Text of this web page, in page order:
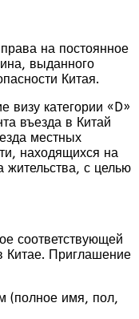
на постоянное
выданного
Китая.
визу категории «D»
въезда в Китай
местных
находящихся на
жительства, с целью
соответствующей
Китае. Приглашение
(полное имя, пол,